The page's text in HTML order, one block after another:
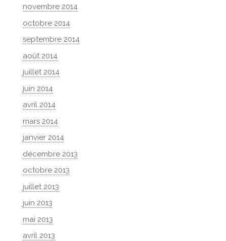
novembre 2014
octobre 2014
septembre 2014
août 2014
juillet 2014
juin 2014
avril 2014
mars 2014
janvier 2014
décembre 2013
octobre 2013
juillet 2013
juin 2013
mai 2013
avril 2013